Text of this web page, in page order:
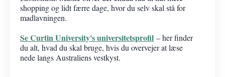
shopping og lidt færre dage, hvor du selv skal stå for
madlavningen.
Se Curtin University's universitetsprofil – her finder
du alt, hvad du skal bruge, hvis du overvejer at læse
nede langs Australiens vestkyst.